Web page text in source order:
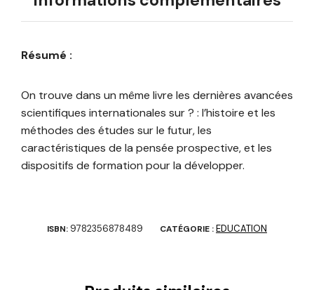
Résumé :
On trouve dans un même livre les dernières avancées
scientifiques internationales sur ? : l’histoire et les
méthodes des études sur le futur, les
caractéristiques de la pensée prospective, et les
dispositifs de formation pour la développer.
ISBN: 9782356878489 CATÉGORIE :EDUCATION